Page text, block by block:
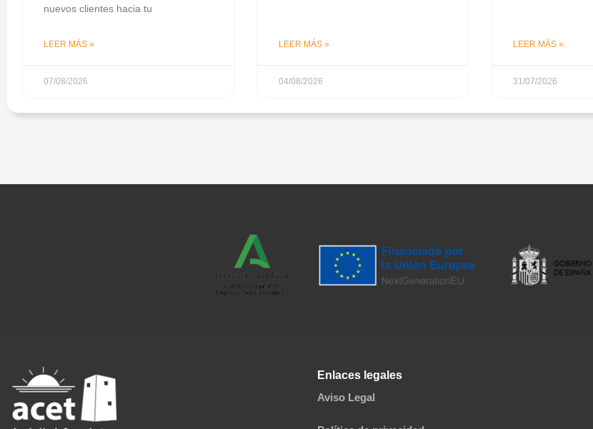
nuevos clientes hacia tu
LEER MÁS »
07/08/2026
LEER MÁS »
04/08/2026
LEER MÁS »
31/07/2026
Enlaces legales
Aviso Legal